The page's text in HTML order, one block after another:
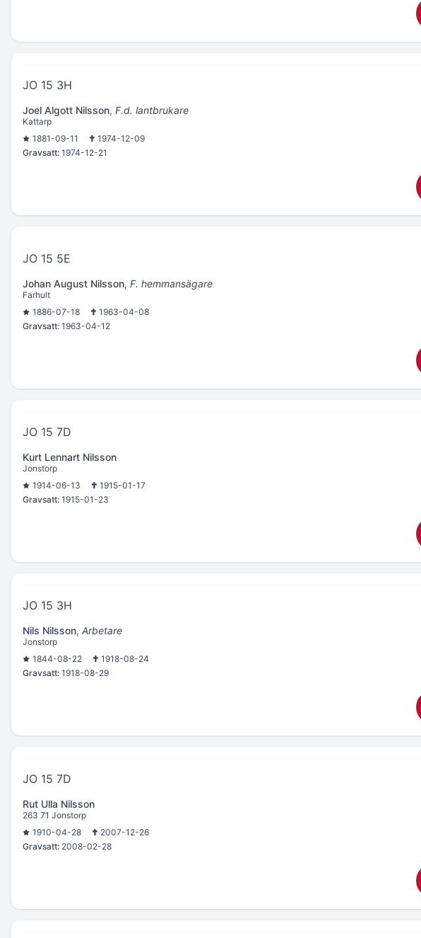
JO 15 3H
Joel Algott Nilsson, F.d. lantbrukare
Kattarp
1881-09-11
1974-12-09
Gravsatt: 1974-12-21
JO 15 5E
Johan August Nilsson, F. hemmansägare
Farhult
1886-07-18
1963-04-08
Gravsatt: 1963-04-12
JO 15 7D
Kurt Lennart Nilsson
Jonstorp
1914-06-13
1915-01-17
Gravsatt: 1915-01-23
JO 15 3H
Nils Nilsson, Arbetare
Jonstorp
1844-08-22
1918-08-24
Gravsatt: 1918-08-29
JO 15 7D
Rut Ulla Nilsson
263 71 Jonstorp
1910-04-28
2007-12-26
Gravsatt: 2008-02-28